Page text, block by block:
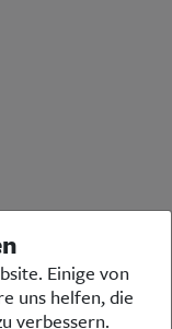
einzigartige Stimme
Woche berichtet sie
und Wirtschaft und
unserer Gesellschaft
Einige von
uns helfen, die
verbessern.